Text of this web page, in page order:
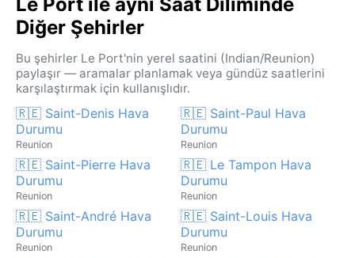
Diğer Şehirler
Bu şehirler Le Port'nin yerel saatini (Indian/Reunion)
paylaşır — aramalar planlamak veya gündüz saatlerini
karşılaştırmak için kullanışlıdır.
🇷🇪 Saint-Denis Hava
Durumu
Reunion
🇷🇪 Saint-Paul Hava
Durumu
Reunion
🇷🇪 Saint-Pierre Hava
Durumu
Reunion
🇷🇪 Le Tampon Hava
Durumu
Reunion
🇷🇪 Saint-André Hava
Durumu
Reunion
🇷🇪 Saint-Louis Hava
Durumu
Reunion